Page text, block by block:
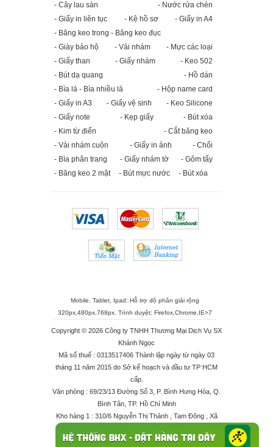
- Cây lau sàn
- Nước rửa chén
- Giấy in liên tục
- Kệ hồ sơ
- Giấy in A4
- Băng keo trong - Băng keo đục
- Giày bảo hộ
- Vải nhám
- Mực các loại
- Giấy than
- Giấy nhám
- Keo 502
- Bút dạ quang
- Hồ dán
- Bìa lá - Bìa nhiều lá
- Hộp name card
- Giấy in A3
- Giấy vệ sinh
- Keo Silicone
- Giấy note
- Kẹp giấy
- Bút xóa
- Kim từ điển
- Cắt băng keo
- Vải nhám cuộn
- Giấy in ảnh
- Chổi
- Bìa phân trang
- Giấy nhám tờ
- Gôm tẩy
- Băng keo 2 mặt
- Bút mực nước - Bút xóa
Mobile, Tablet, Ipad: Hỗ trợ độ phân giải rộng
320px,480px,768px. Trình duyệt: Firefox,Chrome,IE>7
Copyright © 2026 Công ty TNHH Thương Mại Dịch Vụ SX
Khánh Ngọc
Mã số thuế : 0313517406 Thành lập ngày từ ngày 03
tháng 11 năm 2015 do Sở kế hoạch và đầu tư TP HCM
cấp.
Văn phòng : 69/23/13 Đường Số 3, P. Bình Hưng Hòa, Q.
Bình Tân, TP. Hồ Chí Minh
Kho hàng 1 : 310/6 Nguyễn Thị Thảnh , Tam Đông , Xã
Kho hàng 2 : 68/2X Ấp Đông 1 , Xã Thới Tam Thôn ,